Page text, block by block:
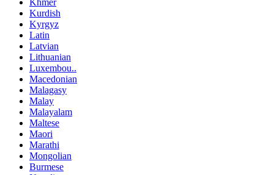
Kurdish
Kyrgyz
Latin
Latvian
Lithuanian
Luxembou..
Macedonian
Malagasy
Malay
Malayalam
Maltese
Maori
Marathi
Mongolian
Burmese